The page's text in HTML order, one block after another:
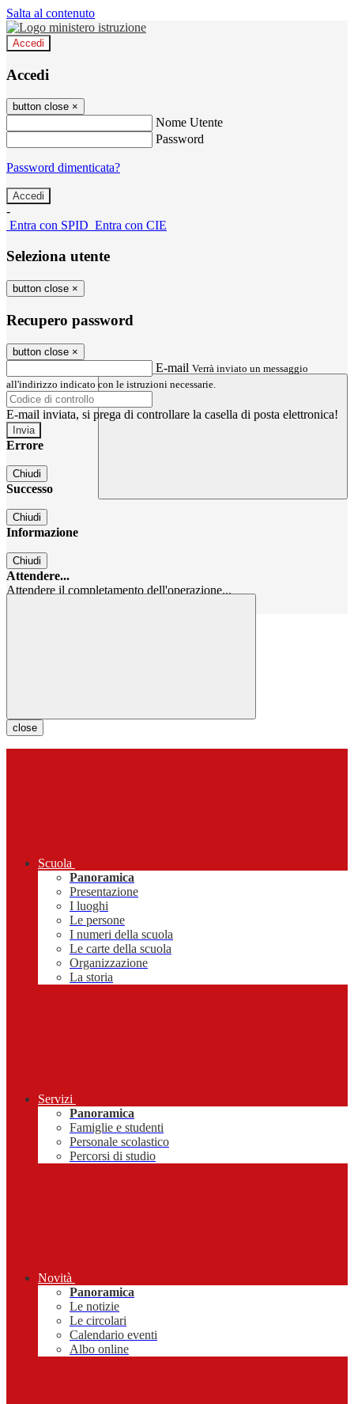
Salta al contenuto
Accedi
Accedi
button close ×
Nome Utente
Password
Password dimenticata?
-
Entra con SPID Entra con CIE
Seleziona utente
button close ×
Recupero password
button close ×
E-mail Verrà inviato un messaggio
all'indirizzo indicato con le istruzioni necessarie.
E-mail inviata, si prega di controllare la casella di posta elettronica!
Errore
Chiudi
Successo
Chiudi
Informazione
Chiudi
Attendere...
Attendere il completamento dell'operazione...
close
Scuola
Panoramica
Presentazione
I luoghi
Le persone
I numeri della scuola
Le carte della scuola
Organizzazione
La storia
Servizi
Panoramica
Famiglie e studenti
Personale scolastico
Percorsi di studio
Novità
Panoramica
Le notizie
Le circolari
Calendario eventi
Albo online